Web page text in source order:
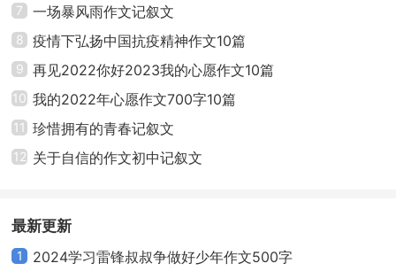
7 一场暴风雨作文记叙文
8 疫情下弘扬中国抗疫精神作文10篇
9 再见2022你好2023我的心愿作文10篇
10 我的2022年心愿作文700字10篇
11 珍惜拥有的青春记叙文
12 关于自信的作文初中记叙文
最新更新
1 2024学习雷锋叔叔争做好少年作文500字